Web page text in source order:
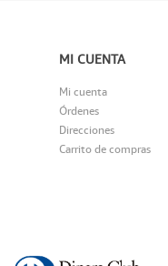
MI CUENTA
Mi cuenta
Órdenes
Direcciones
Carrito de compras